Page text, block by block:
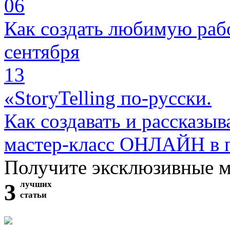
06
Как создать любимую
сентября
13
«StoryTelling по-русски.
Как создавать и
мастер-класс ОНЛАЙН в
Получите эксклюзивные
3 лучших
статьи